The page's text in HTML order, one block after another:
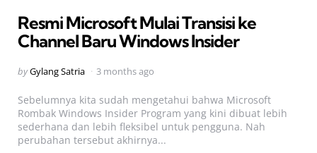
Resmi Microsoft Mulai Transisi ke
Channel Baru Windows Insider
Posted
byGylang Satria 3 months ago
Sebelumnya kita sudah mengetahui bahwa Microsoft
Rombak Windows Insider Program yang kini dibuat lebih
sederhana dan lebih fleksibel untuk pengguna. Nah
perubahan tersebut akhirnya...